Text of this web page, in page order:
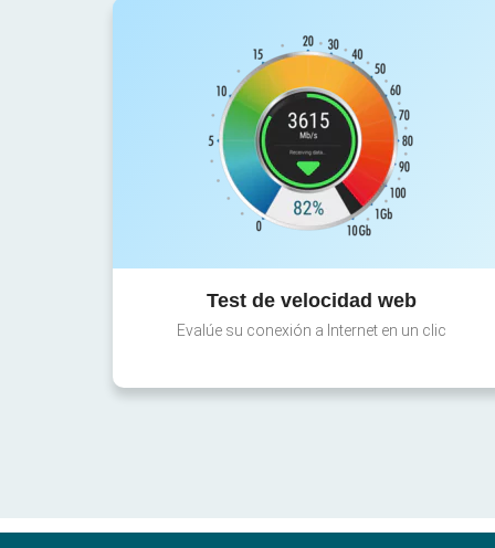
Test de velocidad web
Evalúe su conexión a Internet en un clic